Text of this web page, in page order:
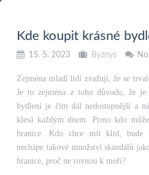
Kde koupit krásné
15. 5. 2023 Byznys
Zejména mladí lidí zvažují, že se
Je to zejména z toho důvodu, že je
bydlení je čím dál nedostupnější a
klesá každým dnem. Proto kdo
hranice. Kdo chce mít klid, bude
nechápe takové množství skandálů
hranice, proč ne rovnou k moři?